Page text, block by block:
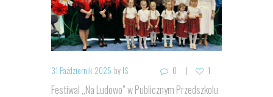
31 Październik 2025 by IS 0 1
Festiwal ,,Na Ludowo” w Publicznym Przedszkolu